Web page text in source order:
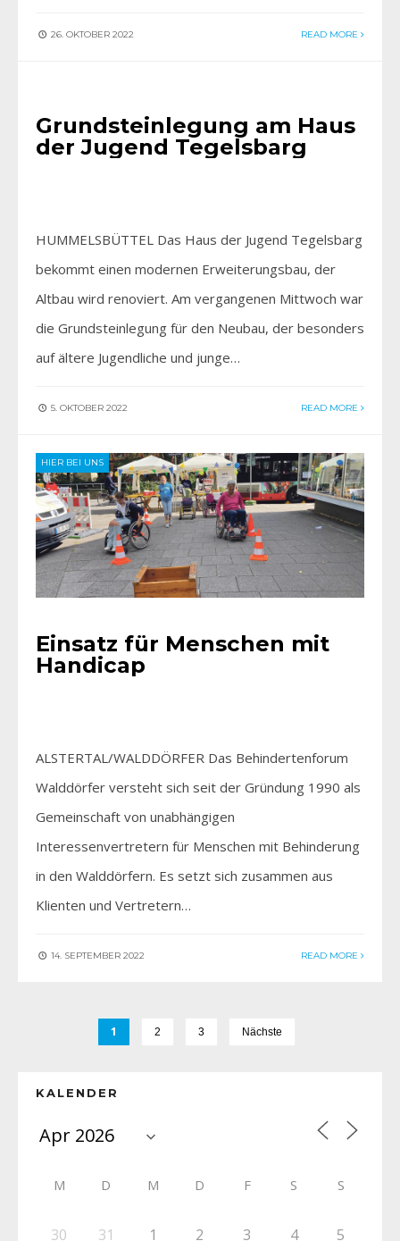
26. OKTOBER 2022 READ MORE
Grundsteinlegung am Haus
der Jugend Tegelsbarg
HUMMELSBÜTTEL Das Haus der Jugend Tegelsbarg
bekommt einen modernen Erweiterungsbau, der
Altbau wird renoviert. Am vergangenen Mittwoch war
die Grundsteinlegung für den Neubau, der besonders
auf ältere Jugendliche und junge…
5. OKTOBER 2022 READ MORE
HIER BEI UNS
Einsatz für Menschen mit
Handicap
ALSTERTAL/WALDDÖRFER Das Behindertenforum
Walddörfer versteht sich seit der Gründung 1990 als
Gemeinschaft von unabhängigen
Interessenvertretern für Menschen mit Behinderung
in den Walddörfern. Es setzt sich zusammen aus
Klienten und Vertretern…
14. SEPTEMBER 2022 READ MORE
1 2 3 Nächste
KALENDER
M D M D F S S
30 31 1 2 3 4 5